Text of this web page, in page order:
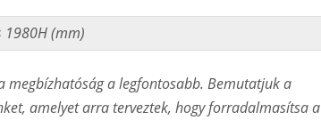
1980H (mm)
megbízhatóság a legfontosabb. Bemutatjuk a
amelyet arra terveztek, hogy forradalmasítsa a